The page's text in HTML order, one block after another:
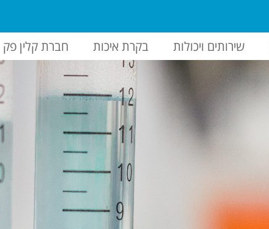
שירותים ויכולות בקרת איכות חברת קלין פק